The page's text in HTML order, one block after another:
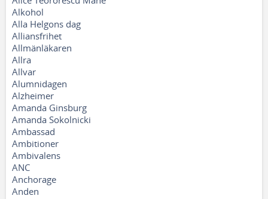
Alkohol
Alla Helgons dag
Alliansfrihet
Allmänläkaren
Allra
Allvar
Alumnidagen
Alzheimer
Amanda Ginsburg
Amanda Sokolnicki
Ambassad
Ambitioner
Ambivalens
ANC
Anchorage
Anden